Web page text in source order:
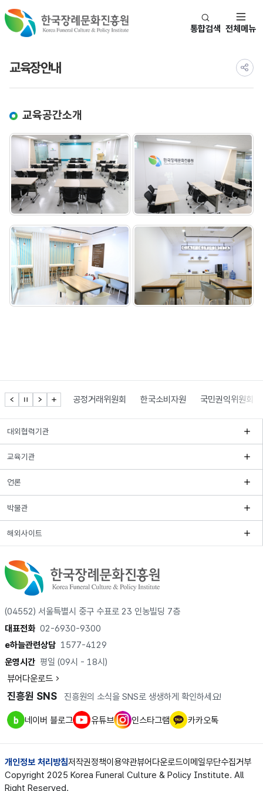
통합검색 전체메뉴
교육장안내
교육공간소개
공정거래위원회 한국소비자원 국민권익위원회
대외협력기관
교육기관
언론
박물관
해외사이트
(04552) 서울특별시 중구 수표로 23 인농빌딩 7층
대표전화 02-6930-9300
e하늘관련상담 1577-4129
운영시간 평일 (09시 - 18시)
뷰어다운로드
진흥원 SNS 진흥원의 소식을 SNS로 생생하게 확인하세요!
네이버 블로그 유튜브 인스타그램 카카오톡
개인정보 처리방침저작권정책이용약관뷰어다운로드이메일무단수집거부
Copyright 2025 Korea Funeral Culture & Policy Institute. All
Right Reserved.